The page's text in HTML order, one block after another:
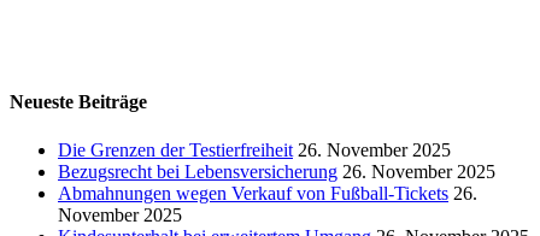
Neueste Beiträge
Die Grenzen der Testierfreiheit 26. November 2025
Bezugsrecht bei Lebensversicherung 26. November 2025
Abmahnungen wegen Verkauf von Fußball-Tickets 26.
November 2025